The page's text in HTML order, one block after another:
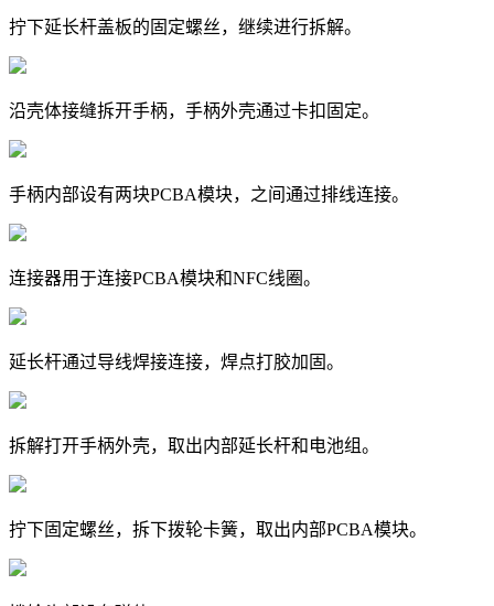
拧下延长杆盖板的固定螺丝，继续进行拆解。
沿壳体接缝拆开手柄，手柄外壳通过卡扣固定。
手柄内部设有两块PCBA模块，之间通过排线连接。
连接器用于连接PCBA模块和NFC线圈。
延长杆通过导线焊接连接，焊点打胶加固。
拆解打开手柄外壳，取出内部延长杆和电池组。
拧下固定螺丝，拆下拨轮卡簧，取出内部PCBA模块。